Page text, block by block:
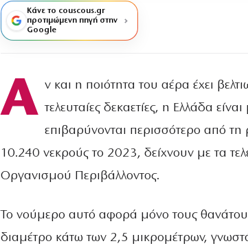
Κάνε το couscous.gr
προτιμώμενη πηγή στην
Google
Α ν και η ποιότητα του αέρα έχει
τελευταίες δεκαετίες, η Ελλάδα
επιβαρύνονται περισσότερο από
10.240 νεκρούς το 2023, δείχνουν με τα
Οργανισμού Περιβάλλοντος.
To νούμερο αυτό αφορά μόνο τους
διαμέτρο κάτω των 2,5 μικρομέτρων,